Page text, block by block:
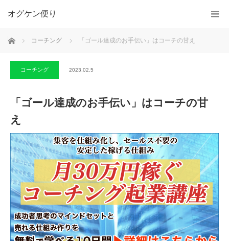
オグケン便り
ホーム コーチング 「ゴール達成のお手伝い」はコーチの甘え
コーチング 2023.02.5
「ゴール達成のお手伝い」はコーチの甘
え